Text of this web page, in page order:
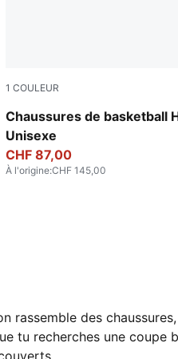
1 COULEUR
Chaussures de basketball
Unisexe
Poppy Pink-Rose Dust
CHF 87,00
À l'origine:CHF 145,00
des
tu recherches une